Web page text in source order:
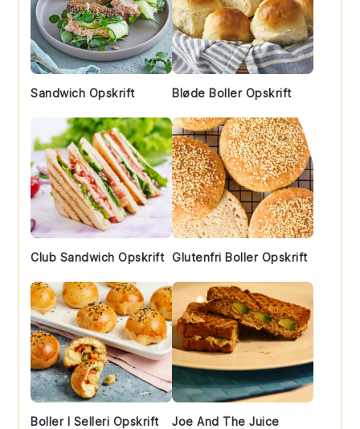
Sandwich Opskrift Bløde Boller Opskrift
Club Sandwich Opskrift Glutenfri Boller Opskrift
Boller I Selleri Opskrift
Joe And The Juice